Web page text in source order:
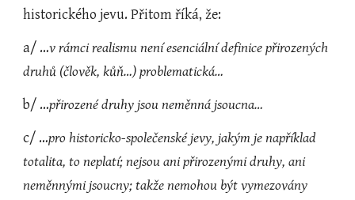
historického jevu. Přitom říká, že:
a/ …v rámci realismu není esenciální definice přirozených
druhů (člověk, kůň…) problematická…
b/ …přirozené druhy jsou neměnná jsoucna…
c/ …pro historicko-společenské jevy, jakým je například
totalita, to neplatí; nejsou ani přirozenými druhy, ani
neměnnými jsoucny; takže nemohou být vymezovány